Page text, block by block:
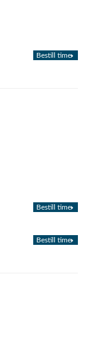
Bestill time
Bestill time
Bestill time